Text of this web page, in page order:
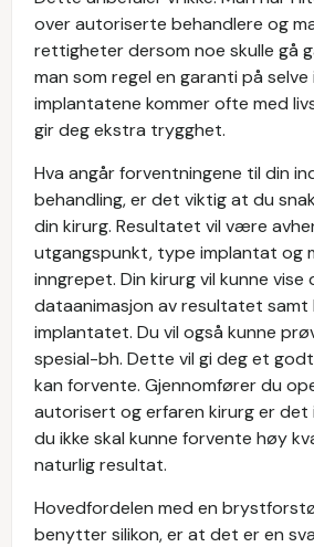
over autoriserte behandlere og
rettigheter dersom noe skulle gå
man som regel en garanti på
implantatene kommer ofte med
gir deg ekstra trygghet.
Hva angår forventningene til din
behandling, er det viktig at du
din kirurg. Resultatet vil være
utgangspunkt, type implantat og
inngrepet. Din kirurg vil kunne vise
dataanimasjon av resultatet samt
implantatet. Du vil også kunne
spesial-bh. Dette vil gi deg et
kan forvente. Gjennomfører du
autorisert og erfaren kirurg er det
du ikke skal kunne forvente høy
naturlig resultat.
Hovedfordelen med en
benytter silikon, er at det er en